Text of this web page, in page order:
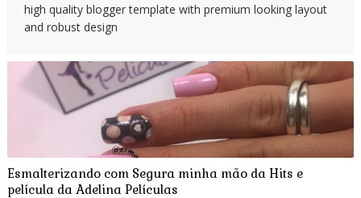
high quality blogger template with premium looking layout
and robust design
Esmalterizando com Segura minha mão da Hits e
película da Adelina Películas